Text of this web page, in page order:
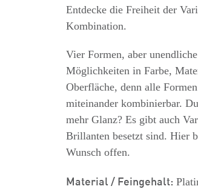
Entdecke die Freiheit der
Kombination.
Vier Formen, aber unendliche
Möglichkeiten in Farbe,
Oberfläche, denn alle
miteinander kombinierbar.
mehr Glanz? Es gibt auch
Brillanten besetzt sind. Hier
Wunsch offen.
Material / Feingehalt: